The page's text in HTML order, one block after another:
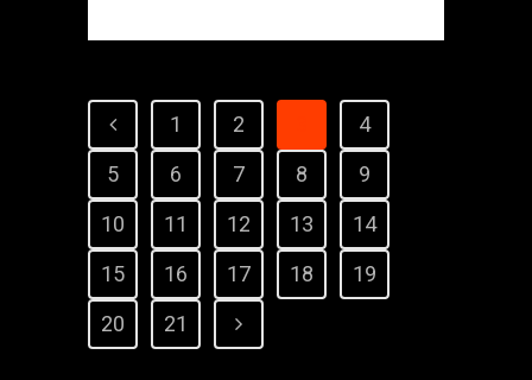
1 2
4
5
6 7 8
9
10
11 12 13
14
15
16 17 18
19
20
21